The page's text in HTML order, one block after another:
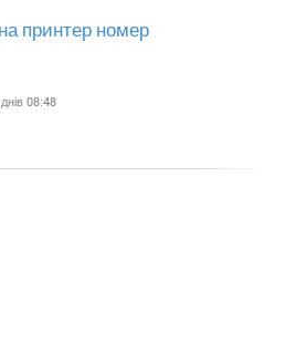
принтер номер
08:48